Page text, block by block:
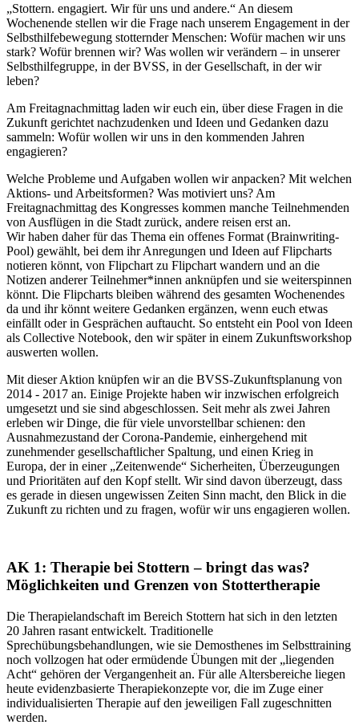
„Stottern. engagiert. Wir für uns und andere.“ An diesem
Wochenende stellen wir die Frage nach unserem Engagement in der
Selbsthilfebewegung stotternder Menschen: Wofür machen wir uns
stark? Wofür brennen wir? Was wollen wir verändern – in unserer
Selbsthilfegruppe, in der BVSS, in der Gesellschaft, in der wir
leben?
Am Freitagnachmittag laden wir euch ein, über diese Fragen in die
Zukunft gerichtet nachzudenken und Ideen und Gedanken dazu
sammeln: Wofür wollen wir uns in den kommenden Jahren
engagieren?
Welche Probleme und Aufgaben wollen wir anpacken? Mit welchen
Aktions- und Arbeitsformen? Was motiviert uns? Am
Freitagnachmittag des Kongresses kommen manche Teilnehmenden
von Ausflügen in die Stadt zurück, andere reisen erst an.
Wir haben daher für das Thema ein offenes Format (Brainwriting-
Pool) gewählt, bei dem ihr Anregungen und Ideen auf Flipcharts
notieren könnt, von Flipchart zu Flipchart wandern und an die
Notizen anderer Teilnehmer*innen anknüpfen und sie weiterspinnen
könnt. Die Flipcharts bleiben während des gesamten Wochenendes
da und ihr könnt weitere Gedanken ergänzen, wenn euch etwas
einfällt oder in Gesprächen auftaucht. So entsteht ein Pool von Ideen
als Collective Notebook, den wir später in einem Zukunftsworkshop
auswerten wollen.
Mit dieser Aktion knüpfen wir an die BVSS-Zukunftsplanung von
2014 - 2017 an. Einige Projekte haben wir inzwischen erfolgreich
umgesetzt und sie sind abgeschlossen. Seit mehr als zwei Jahren
erleben wir Dinge, die für viele unvorstellbar schienen: den
Ausnahmezustand der Corona-Pandemie, einhergehend mit
zunehmender gesellschaftlicher Spaltung, und einen Krieg in
Europa, der in einer „Zeitenwende“ Sicherheiten, Überzeugungen
und Prioritäten auf den Kopf stellt. Wir sind davon überzeugt, dass
es gerade in diesen ungewissen Zeiten Sinn macht, den Blick in die
Zukunft zu richten und zu fragen, wofür wir uns engagieren wollen.
AK 1: Therapie bei Stottern – bringt das was?
Möglichkeiten und Grenzen von Stottertherapie
Die Therapielandschaft im Bereich Stottern hat sich in den letzten
20 Jahren rasant entwickelt. Traditionelle
Sprechübungsbehandlungen, wie sie Demosthenes im Selbsttraining
noch vollzogen hat oder ermüdende Übungen mit der „liegenden
Acht“ gehören der Vergangenheit an. Für alle Altersbereiche liegen
heute evidenzbasierte Therapiekonzepte vor, die im Zuge einer
individualisierten Therapie auf den jeweiligen Fall zugeschnitten
werden.